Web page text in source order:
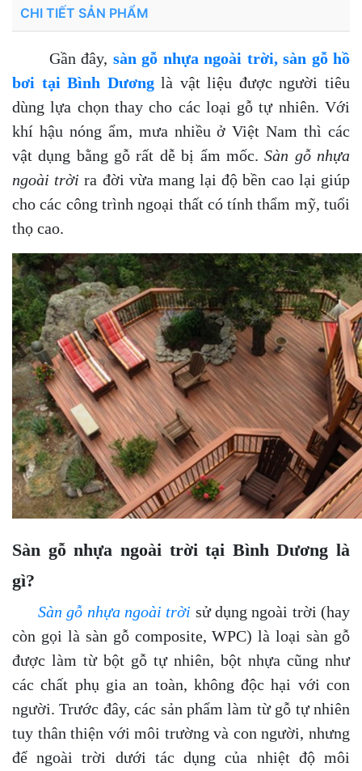
CHI TIẾT SẢN PHẨM
Gần đây, sàn gỗ nhựa ngoài trời, sàn gỗ hồ
bơi tại Bình Dươnglà vật liệu được người tiêu
dùng lựa chọn thay cho các loại gỗ tự nhiên. Với
khí hậu nóng ẩm, mưa nhiều ở Việt Nam thì các
vật dụng bằng gỗ rất dễ bị ẩm mốc.Sàn gỗ nhựa
ngoài trời ra đời vừa mang lại độ bền cao lại giúp
cho các công trình ngoại thất có tính thẩm mỹ, tuổi
thọ cao.
Sàn gỗ nhựa ngoài trời tại Bình Dương là
gì?
Sàn gỗ nhựa ngoài trời sử dụng ngoài trời (hay
còn gọi là sàn gỗ composite, WPC) là loại sàn gỗ
được làm từ bột gỗ tự nhiên, bột nhựa cũng như
các chất phụ gia an toàn, không độc hại với con
người. Trước đây, các sản phẩm làm từ gỗ tự nhiên
tuy thân thiện với môi trường và con người, nhưng
để ngoài trời dưới tác dụng của nhiệt độ môi